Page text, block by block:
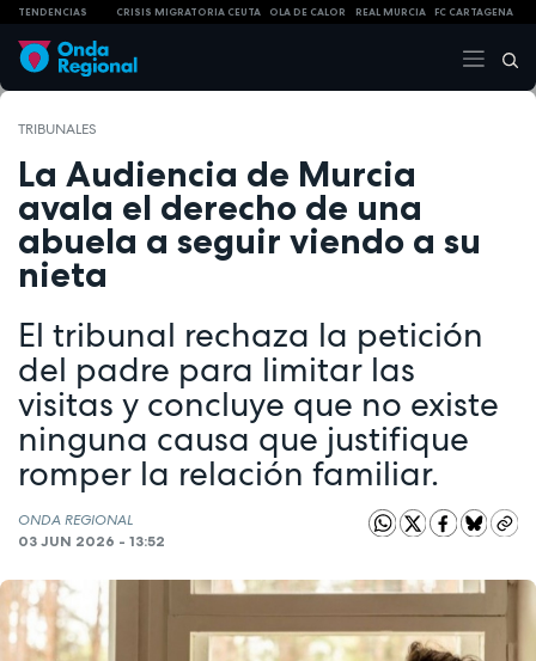
TENDENCIAS CRISIS MIGRATORIA CEUTA OLA DE CALOR REAL MURCIA FC CARTAGENA
TRIBUNALES
La Audiencia de Murcia
avala el derecho de una
abuela a seguir viendo a su
nieta
El tribunal rechaza la petición
del padre para limitar las
visitas y concluye que no existe
ninguna causa que justifique
romper la relación familiar.
ONDA REGIONAL
03 JUN 2026 - 13:52